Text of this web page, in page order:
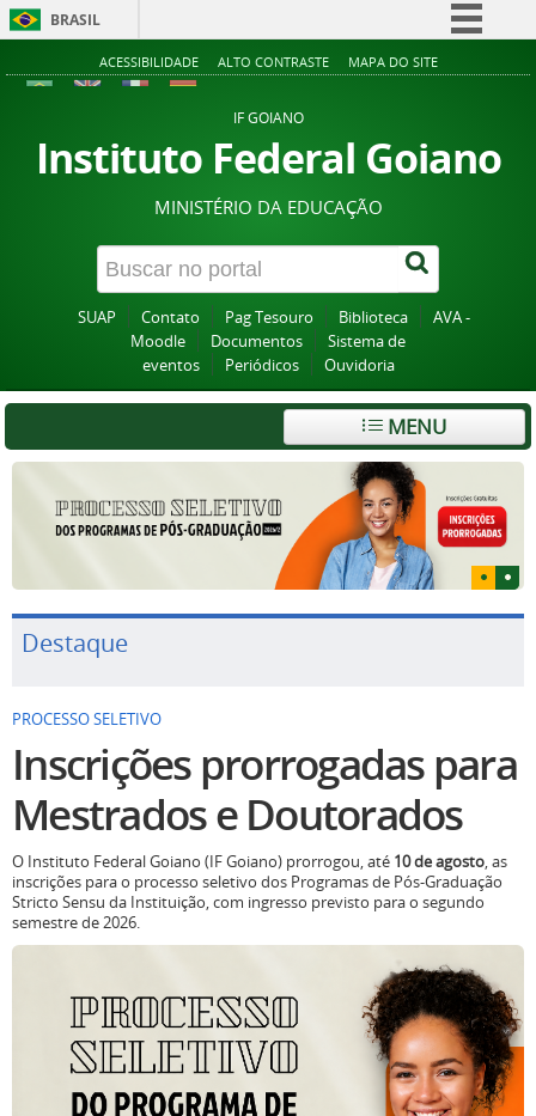
BRASIL
Simplifique!
Acesso à informação
Legislação
Canais
ACESSIBILIDADE ALTO CONTRASTE MAPA DO SITE
IF GOIANO
Instituto Federal Goiano
MINISTÉRIO DA EDUCAÇÃO
SUAP Contato Pag Tesouro Biblioteca
AVA -
Moodle
Documentos
Sistema de
eventos
Periódicos Ouvidoria
MENU
Destaque
PROCESSO SELETIVO
Inscrições prorrogadas para
Mestrados e Doutorados
O Instituto Federal Goiano (IF Goiano) prorrogou, até 10 de agosto, as
inscrições para o processo seletivo dos Programas de Pós-Graduação
Stricto Sensu da Instituição, com ingresso previsto para o segundo
semestre de 2026.